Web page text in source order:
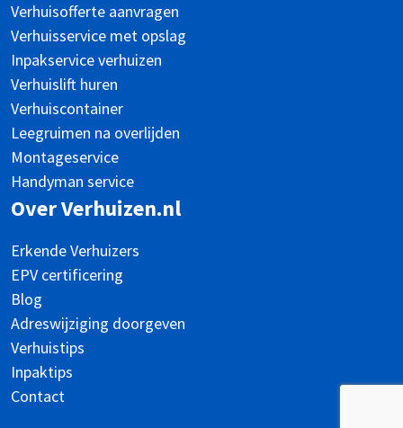
Verhuisofferte aanvragen
Verhuisservice met opslag
Inpakservice verhuizen
Verhuislift huren
Verhuiscontainer
Leegruimen na overlijden
Montageservice
Handyman service
Over Verhuizen.nl
Erkende Verhuizers
EPV certificering
Blog
Adreswijziging doorgeven
Verhuistips
Inpaktips
Contact